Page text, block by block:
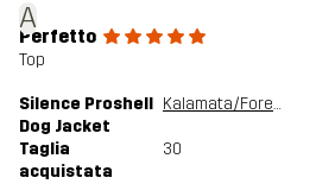
A
Perfetto
Top
Silence Proshell
Dog Jacket
Kalamata/Forest Night
Taglia
acquistata
30